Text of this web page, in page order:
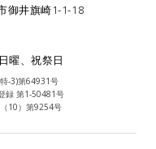
御井旗崎1-1-18
曜、祝祭日
-3)第64931号
録 第1-50481号
10）第9254号